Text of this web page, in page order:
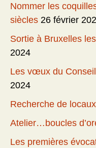
Nommer les
siècles 26 février
Sortie à Bruxelles
2024
Les vœux du Conseil
2024
Recherche de locaux
Atelier…boucles
Les premières